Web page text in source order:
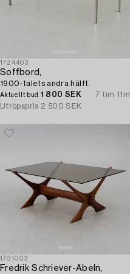
1724403
Soffbord,
1900-talets andra hälft.
Aktuellt bud 1 800 SEK
7 tim 11m
Utropspris 2 500 SEK
1731003
Fredrik Schriever-Abeln,